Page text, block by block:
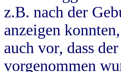
z.B. nach der
anzeigen
auch vor, dass
vorgenommen